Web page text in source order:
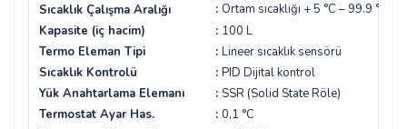
Sıcaklık Çalışma Aralığı
: Ortam sıcaklığı + 5 °C – 99.9 °C
Kapasite (iç hacim)
: 100 L
Termo Eleman Tipi
: Lineer sıcaklık sensörü
Sıcaklık Kontrolü
: PID Dijital kontrol
Yük Anahtarlama Elemanı
: SSR (Solid State Röle)
Termostat Ayar Has.
: 0,1 °C